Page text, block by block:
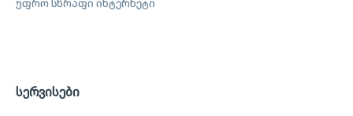
უფრო სწრაფი ინტერნეტი
სერვისები